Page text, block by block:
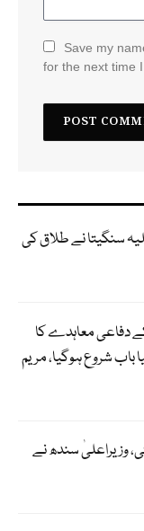
Save my
for the next time
سنگیتا نے طلاق کی
دفاعی معاہدے کا
باب شروع ہوگیا، مریم
وزیراعلیٰ سندھ نے